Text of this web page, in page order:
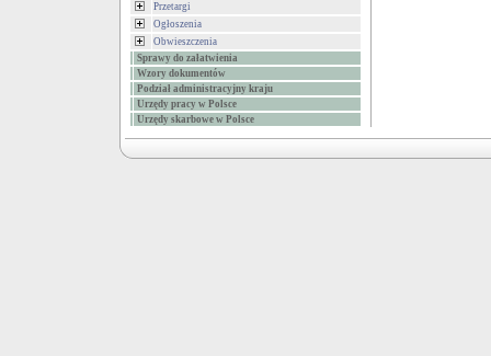
Przetargi
Ogłoszenia
Obwieszczenia
Sprawy do załatwienia
Wzory dokumentów
Podział administracyjny kraju
Urzędy pracy w Polsce
Urzędy skarbowe w Polsce